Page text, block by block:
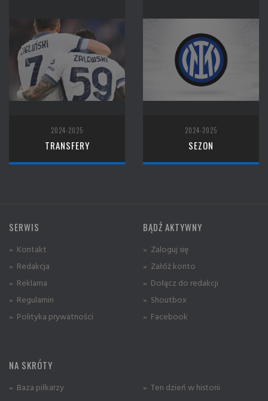
2024-2025
TRANSFERY
2024-2025
SEZON
SERWIS
» Kontakt
» Redakcja
» Reklama
» Regulamin
» Polityka prywatności
BĄDŹ AKTYWNY
» Zaloguj się
» Załóż konto
» Dołącz do redakcji
» Shoutbox
» Facebook
NA SKRÓTY
» Baza piłkarzy
» Ten dzień w historii